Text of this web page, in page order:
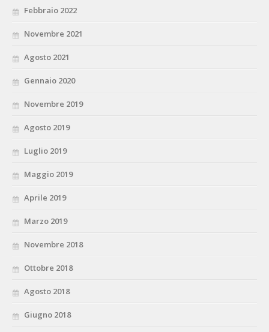
Febbraio 2022
Novembre 2021
Agosto 2021
Gennaio 2020
Novembre 2019
Agosto 2019
Luglio 2019
Maggio 2019
Aprile 2019
Marzo 2019
Novembre 2018
Ottobre 2018
Agosto 2018
Giugno 2018